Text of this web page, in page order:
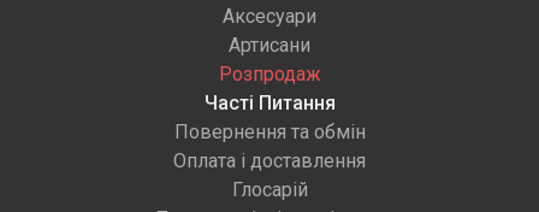
Аксесуари
Артисани
Розпродаж
Часті Питання
Повернення та обмін
Оплата і доставлення
Глосарій